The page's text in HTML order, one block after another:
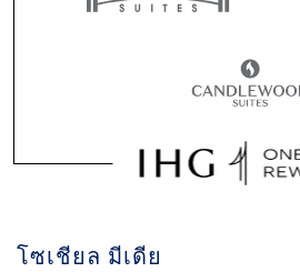
โซเชียล มีเดีย